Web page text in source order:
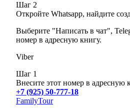
Шаг 2
Откройте Whatsapp, найдите
Выберите "Написать в чат",
номер в адресную книгу.
Viber
Шаг 1
Внесите этот номер в адресную
+7 (925) 50-777-18
FamilyTour